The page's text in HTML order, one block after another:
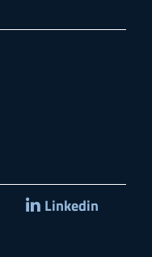
Linkedin